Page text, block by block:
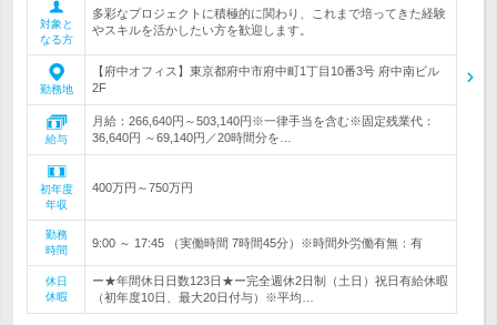
対象と
なる方
多彩なプロジェクトに積極的に関わり、これまで培ってきた経験
やスキルを活かしたい方を歓迎します。
勤務地
【府中オフィス】東京都府中市府中町1丁目10番3号 府中南ビル
2F
給与
月給：266,640円～503,140円※一律手当を含む※固定残業代：
36,640円 ～69,140円／20時間分を…
初年度
年収
400万円～750万円
勤務
時間
9:00 ～ 17:45 （実働時間 7時間45分）※時間外労働有無：有
休日
休暇
ー★年間休日日数123日★ー完全週休2日制（土日）祝日有給休暇
（初年度10日、最大20日付与）※平均…